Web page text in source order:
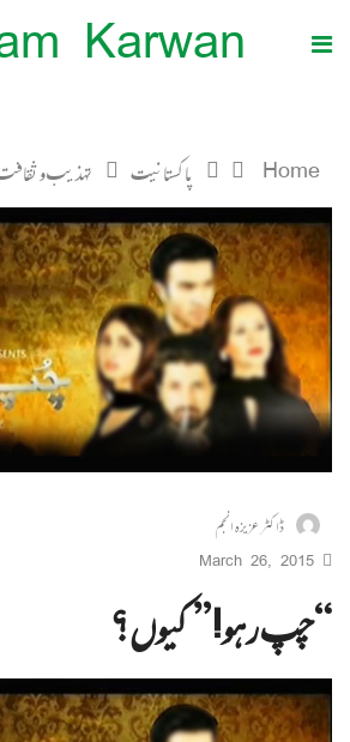
Karwan
Home پاکستانیت تہذیب و
ڈاکٹر عزیزہ انجم
March 26, 2015
“چپ رہو!” کیوں؟